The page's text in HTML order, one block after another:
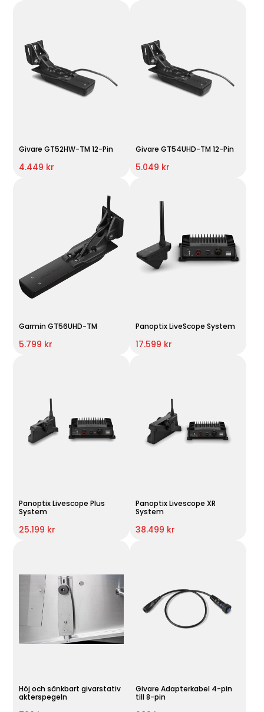
Givare GT52HW-TM 12-Pin
4.449 kr
Givare GT54UHD-TM 12-Pin
5.049 kr
Garmin GT56UHD-TM
5.799 kr
Panoptix LiveScope System
17.599 kr
Panoptix Livescope Plus
System
25.199 kr
Panoptix Livescope XR
System
38.499 kr
Höj och sänkbart givarstativ
akterspegeln
Givare Adapterkabel 4-pin
till 8-pin